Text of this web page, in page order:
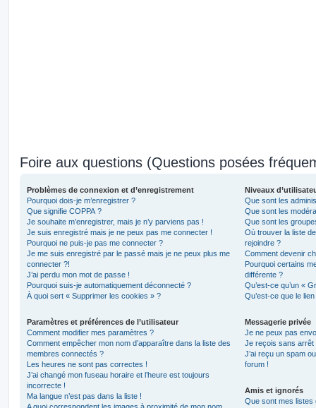
Foire aux questions (Questions posées
Problèmes de connexion et d’enregistrement
Pourquoi dois-je m’enregistrer ?
Que signifie COPPA ?
Je souhaite m’enregistrer, mais je n’y parviens pas !
Je suis enregistré mais je ne peux pas me connecter !
Pourquoi ne puis-je pas me connecter ?
Je me suis enregistré par le passé mais je ne peux plus me
connecter ?!
J’ai perdu mon mot de passe !
Pourquoi suis-je automatiquement déconnecté ?
À quoi sert « Supprimer les cookies » ?
Paramètres et préférences de l’utilisateur
Comment modifier mes paramètres ?
Comment empêcher mon nom d’apparaître dans la liste des
membres connectés ?
Les heures ne sont pas correctes !
J’ai changé mon fuseau horaire et l’heure est toujours
incorrecte !
Ma langue n’est pas dans la liste !
A quoi correspondent les images à proximité de mon nom
Niveaux
Que sont les
Que sont les
Que sont les
Où trouver la liste
rejoindre ?
Comment devenir
Pourquoi certains
différente ?
Qu’est-ce qu’un «
Qu’est-ce que le
Messagerie privée
Je ne peux pas
Je reçois sans arrêt
J’ai reçu un spam
forum !
Amis et ignorés
Que sont mes listes